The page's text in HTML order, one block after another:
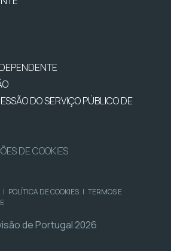
DO SERVIÇO PÚBLICO DE
DE COOKIES
| POLÍTICA DE COOKIES | TERMOS E
de Portugal 2026